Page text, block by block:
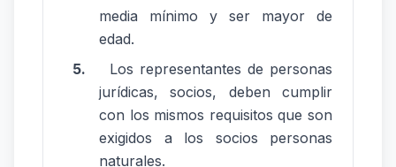
media mínimo y ser mayor de
edad.
5. Los representantes de personas
jurídicas, socios, deben cumplir
con los mismos requisitos que son
exigidos a los socios personas
naturales.